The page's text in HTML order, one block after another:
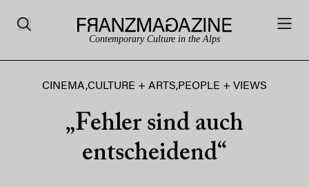
Contemporary Culture in the Alps
CINEMA,CULTURE + ARTS,PEOPLE + VIEWS
„Fehler sind auch
entscheidend“